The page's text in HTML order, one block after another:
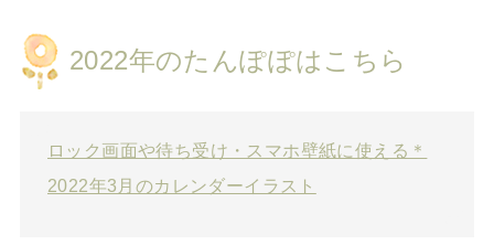
2022年のたんぽぽはこちら
ロック画面や待ち受け・スマホ壁紙に使える＊
2022年3月のカレンダーイラスト